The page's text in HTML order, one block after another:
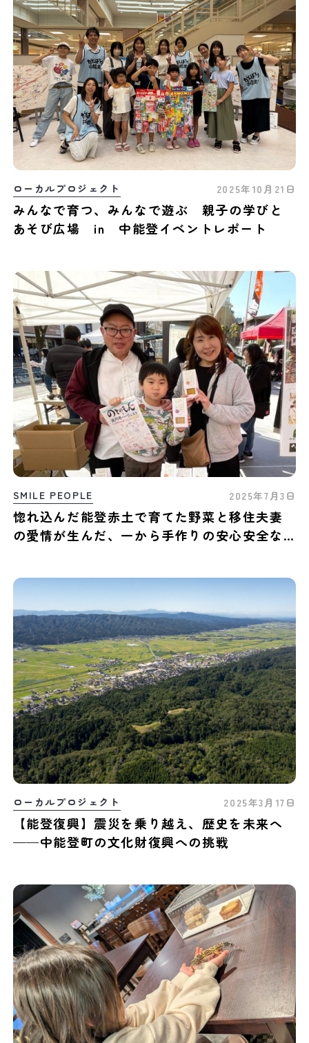
ローカルプロジェクト 2025年10月21日
みんなで育つ、みんなで遊ぶ 親子の学びと
あそび広場 in 中能登イベントレポート
SMILE PEOPLE 2025年7月3日
惚れ込んだ能登赤土で育てた野菜と移住夫妻
の愛情が生んだ、一から手作りの安心安全な
ローカルプロジェクト 2025年3月17日
【能登復興】震災を乗り越え、歴史を未来へ
——中能登町の文化財復興への挑戦